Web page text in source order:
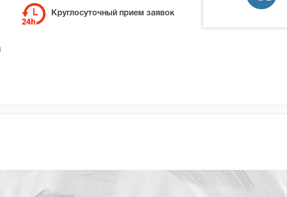
Круглосуточный прием заявок